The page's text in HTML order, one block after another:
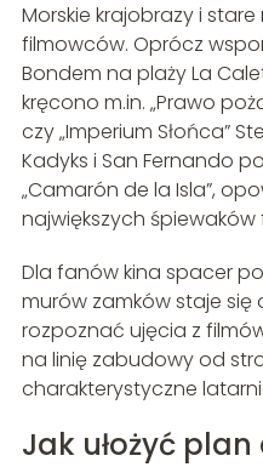
Morskie krajobrazy i
filmowców. Oprócz
Bondem na plaży La
kręcono m.in. „Prawo
czy „Imperium Słońca”
Kadyks i San Fernando
„Camarón de la Isla”,
największych
Dla fanów kina spacer
murów zamków staje
rozpoznać ujęcia z
na linię zabudowy od
charakterystyczne
Jak ułożyć